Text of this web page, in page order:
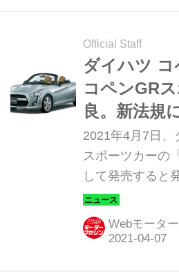
Official Staff
ダイハツ コ
コペンGR
良。新法規
装備を充実
2021年4月7日、
スポーツカーの
して発売すると
タ GAZOOレー
いる「コペン
一部改良され、5
Webモータ